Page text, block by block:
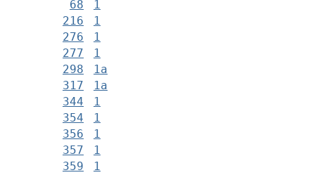
68
1
216
1
276
1
277
1
298
1а
317
1а
344
1
354
1
356
1
357
1
359
1